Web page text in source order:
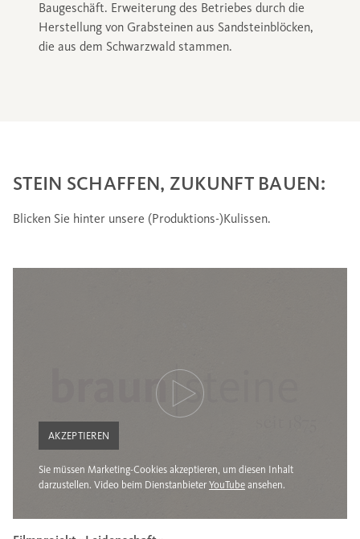
Baugeschäft. Erweiterung des Betriebes durch die
Herstellung von Grabsteinen aus Sandsteinblöcken,
die aus dem Schwarzwald stammen.
STEIN SCHAFFEN, ZUKUNFT BAUEN:
Blicken Sie hinter unsere (Produktions-)Kulissen.
AKZEPTIEREN
Sie müssen Marketing-Cookies akzeptieren, um diesen Inhalt
darzustellen. Video beim Dienstanbieter YouTube ansehen.